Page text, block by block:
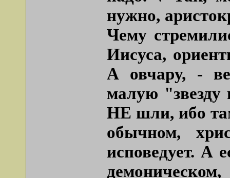
нужно,
Чему
Иисуса,
А овчару, -
малую
НЕ шли, ибо
обычном,
исповедует. А